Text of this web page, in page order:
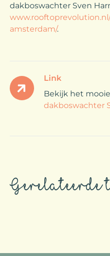
dakboswachter Sven
amsterdam/.
Link
Bekijk het mooie
dakboswachter
Gerelateerde